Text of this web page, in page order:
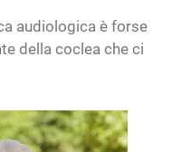
audiologica è forse
della coclea che ci